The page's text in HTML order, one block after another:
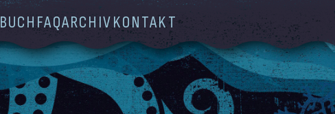
FAQARCHIVKONTAKT